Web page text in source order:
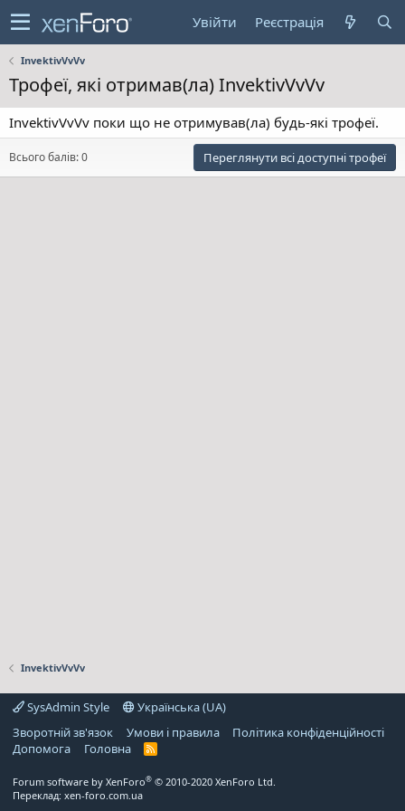
Увійти Реєстрація
InvektivVvVv
Трофеї, які отримав(ла) InvektivVvVv
InvektivVvVv поки що не отримував(ла) будь-які трофеї.
Всього балів: 0 Переглянути всі доступні трофеї
InvektivVvVv
SysAdmin Style
Українська (UA)
Зворотній зв'язок
Умови і правила
Політика конфіденційності
Дoпoмoга
Головна
R
Forum software by XenForo® © 2010-2020 XenForo Ltd.
Переклад: xen-foro.com.ua